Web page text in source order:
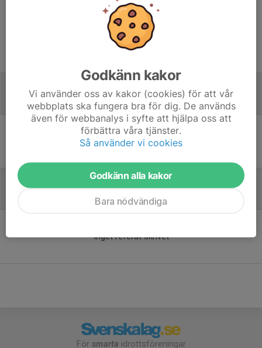
Laguppställning
Ingen uppställning ifylld
Inget referat skrivet
För smarta idrottsföreningar
Godkänn kakor
Vi använder oss av kakor (cookies) för att vår
webbplats ska fungera bra för dig. De används
även för webbanalys i syfte att hjälpa oss att
förbättra våra tjänster.
Så använder vi cookies
Godkänn alla kakor
Bara nödvändiga